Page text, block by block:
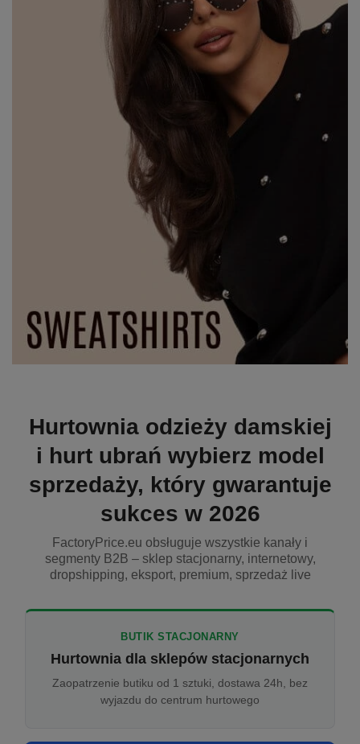
Hurtownia odzieży damskiej
i hurt ubrań wybierz model
sprzedaży, który gwarantuje
sukces w 2026
FactoryPrice.eu obsługuje wszystkie kanały i
segmenty B2B – sklep stacjonarny, internetowy,
dropshipping, eksport, premium, sprzedaż live
BUTIK STACJONARNY
Hurtownia dla sklepów stacjonarnych
Zaopatrzenie butiku od 1 sztuki, dostawa 24h, bez
wyjazdu do centrum hurtowego